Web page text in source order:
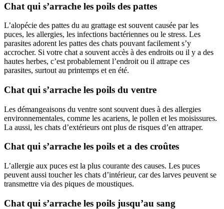
Chat qui s’arrache les poils des pattes
L’alopécie des pattes du au grattage est souvent causée par les
puces, les allergies, les infections bactériennes ou le stress. Les
parasites adorent les pattes des chats pouvant facilement s’y
accrocher. Si votre chat a souvent accès à des endroits ou il y a des
hautes herbes, c’est probablement l’endroit ou il attrape ces
parasites, surtout au printemps et en été.
Chat qui s’arrache les poils du ventre
Les démangeaisons du ventre sont souvent dues à des allergies
environnementales, comme les acariens, le pollen et les moisissures.
La aussi, les chats d’extérieurs ont plus de risques d’en attraper.
Chat qui s’arrache les poils et a des croûtes
L’allergie aux puces est la plus courante des causes. Les puces
peuvent aussi toucher les chats d’intérieur, car des larves peuvent se
transmettre via des piques de moustiques.
Chat qui s’arrache les poils jusqu’au sang